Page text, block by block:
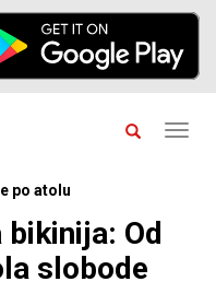
po atolu
Od
slobode